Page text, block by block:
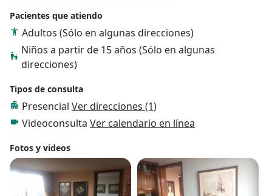
como Tiro de gracia e Historias de amores y olvidos.
Pacientes que atiendo
Adultos (Sólo en algunas direcciones)
Niños a partir de 15 años (Sólo en algunas
direcciones)
Tipos de consulta
Presencial Ver direcciones (1)
Videoconsulta Ver calendario en línea
Fotos y videos